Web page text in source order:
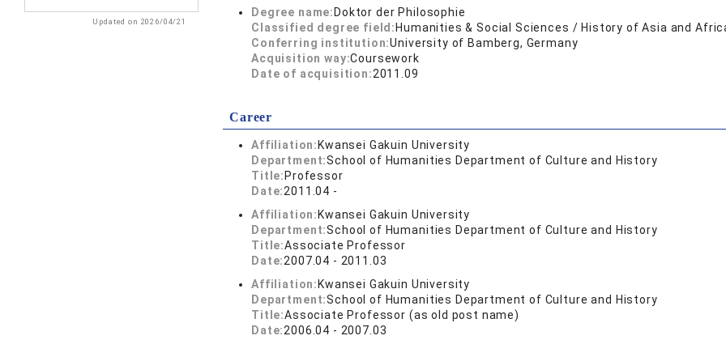
Updated on 2026/04/21
Degree name: Doktor der Philosophie
Classified degree field: Humanities & Social Sciences / History of Asia and
Conferring institution:University of Bamberg, Germany
Acquisition way:Coursework
Date of acquisition:2011.09
Career
Affiliation: Kwansei Gakuin University
Department:School of Humanities Department of Culture and History
Title: Professor
Date:2011.04 -
Affiliation: Kwansei Gakuin University
Department:School of Humanities Department of Culture and History
Title:Associate Professor
Date:2007.04 - 2011.03
Affiliation: Kwansei Gakuin University
Department:School of Humanities Department of Culture and History
Title:Associate Professor (as old post name)
Date:2006.04 - 2007.03